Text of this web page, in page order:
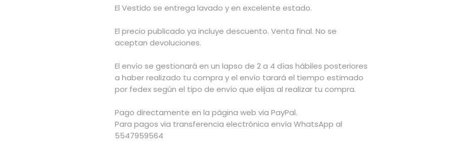
El Vestido se entrega lavado y en excelente estado.
El precio publicado ya incluye descuento. Venta final. No se
aceptan devoluciones.
El envío se gestionará en un lapso de 2 a 4 días hábiles posteriores
a haber realizado tu compra y el envío tarará el tiempo estimado
por fedex según el tipo de envío que elijas al realizar tu compra.
Pago directamente en la página web via PayPal.
Para pagos via transferencia electrónica envía WhatsApp al
5547959564